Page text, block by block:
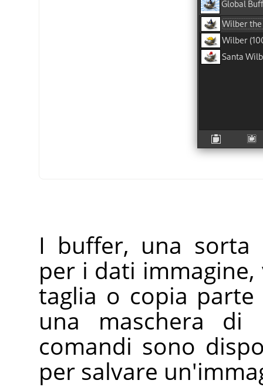
I buffer, una sorta
per i dati
taglia o copia
una maschera di
comandi sono
per salvare